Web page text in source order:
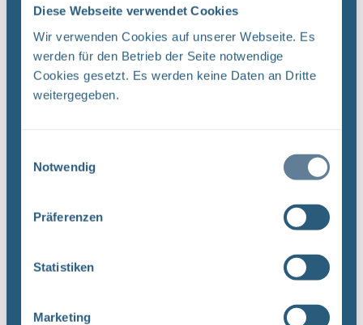
Diese Webseite verwendet Cookies
Wir verwenden Cookies auf unserer Webseite. Es
werden für den Betrieb der Seite notwendige
Cookies gesetzt. Es werden keine Daten an Dritte
weitergegeben.
Notwendig
Präferenzen
Statistiken
Marketing
Sortieren nach
Forschungs- und Entwicklungsstrategie der
BGE (PDF)
FORSCHUNG UND ENTWICKLUNG F&E-Strategie
umfassende Aufgabenspek- ...
Dateityp: PDF | Dokumentenstand vom: